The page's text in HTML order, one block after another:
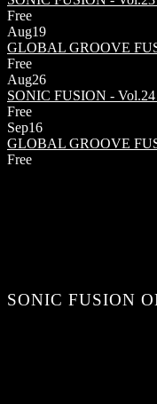
Free
Aug19
GLOBAL GROOVE
Free
Aug26
SONIC FUSION - Vol.24
Free
Sep16
GLOBAL GROOVE
Free
SONIC FUSION